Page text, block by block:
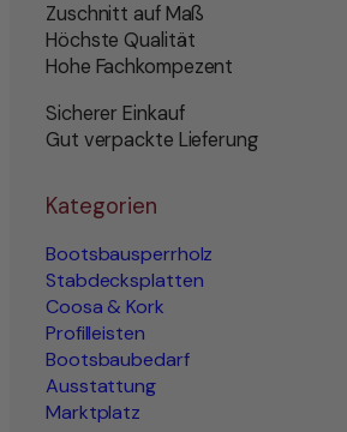
Zuschnitt auf Maß
Höchste Qualität
Hohe Fachkompezent
Sicherer Einkauf
Gut verpackte Lieferung
Kategorien
Bootsbausperrholz
Stabdecksplatten
Coosa & Kork
Profilleisten
Bootsbaubedarf
Ausstattung
Marktplatz